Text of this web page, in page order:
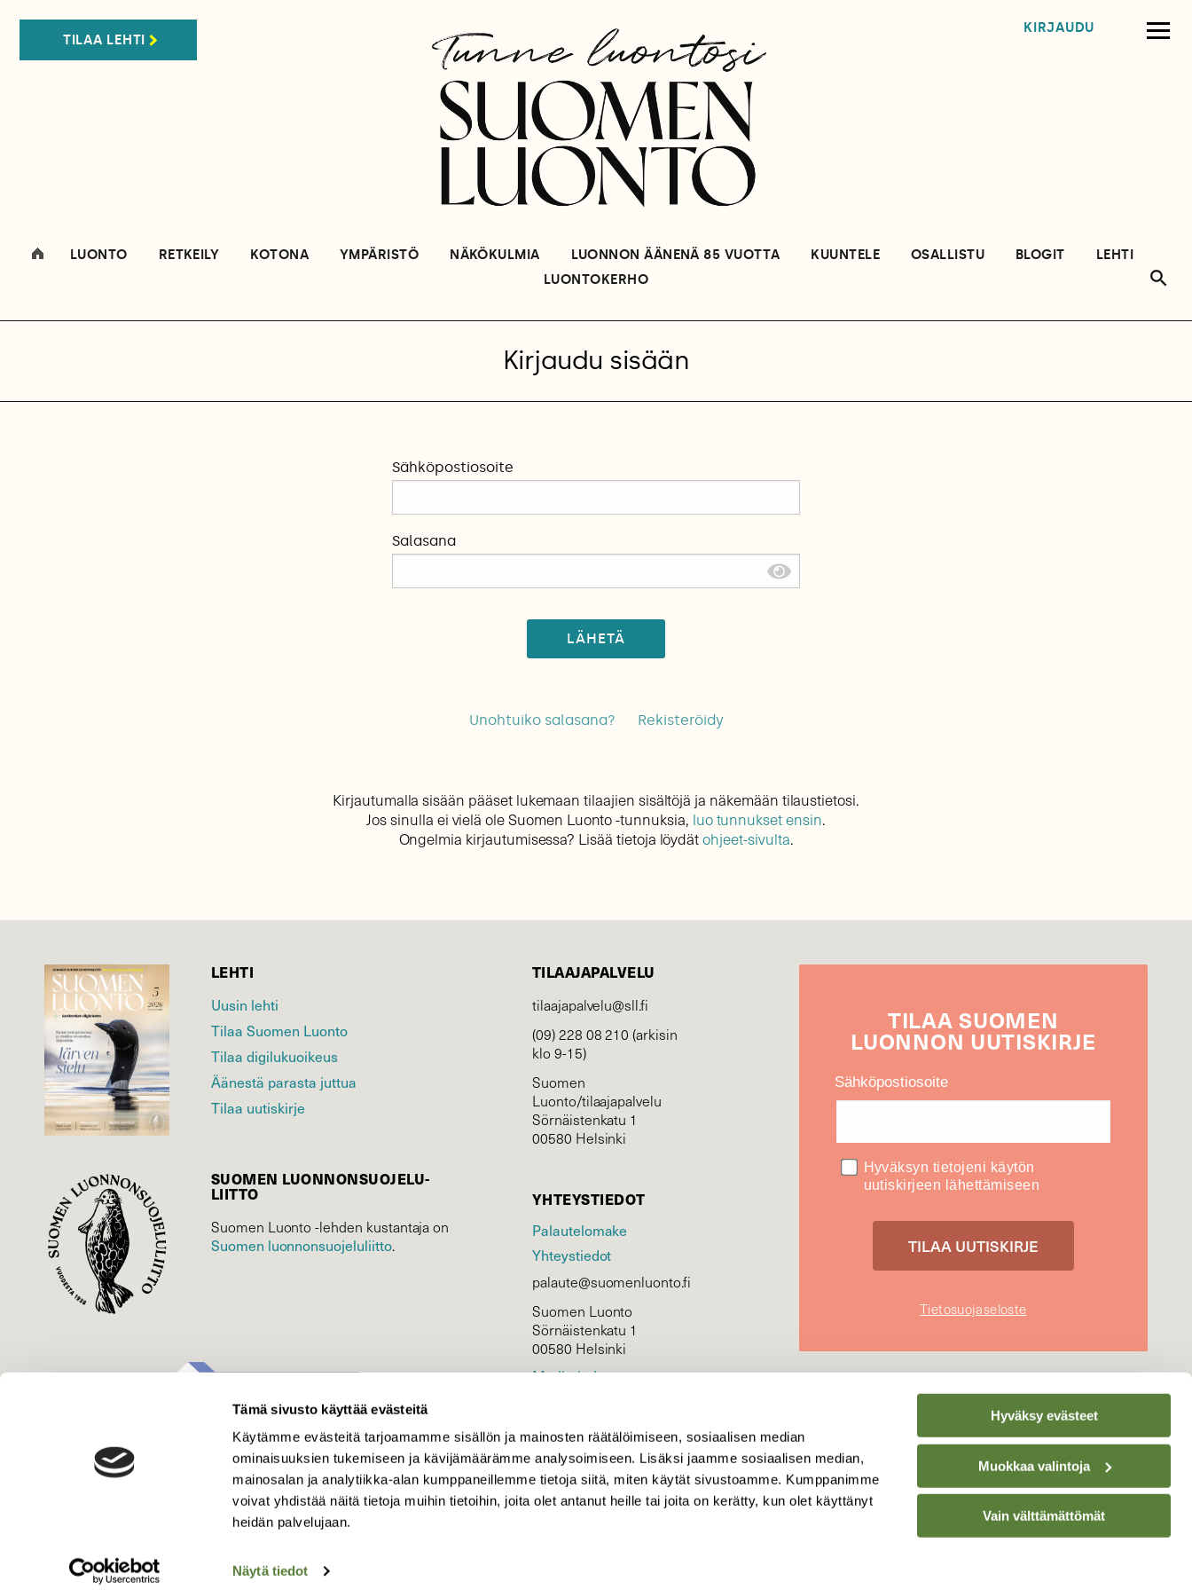
Tämä sivusto käyttää evästeitä
Käytämme evästeitä tarjoamamme sisällön ja mainosten räätälöimiseen, sosiaalisen median
ominaisuuksien tukemiseen ja kävijämäärämme analysoimiseen. Lisäksi jaamme sosiaalisen median,
mainosalan ja analytiikka-alan kumppaneillemme tietoja siitä, miten käytät sivustoamme. Kumppanimme
voivat yhdistää näitä tietoja muihin tietoihin, joita olet antanut heille tai joita on kerätty, kun olet käyttänyt
heidän palvelujaan.
Näytä tiedot
Hyväksy evästeet
Muokkaa valintoja
Vain välttämättömät
TILAA LEHTI
KIRJAUDU
LUONTO RETKEILY KOTONA YMPÄRISTÖ NÄKÖKULMIA LUONNON ÄÄNENÄ 85 VUOTTA KUUNTELE OSALLISTU BLOGIT
LEHTI
LUONTOKERHO
Kirjaudu sisään
Sähköpostiosoite
Salasana
LÄHETÄ
Unohtuiko salasana? Rekisteröidy
Kirjautumalla sisään pääset lukemaan tilaajien sisältöjä ja näkemään tilaustietosi.
Jos sinulla ei vielä ole Suomen Luonto -tunnuksia, luo tunnukset ensin.
Ongelmia kirjautumisessa? Lisää tietoja löydätohjeet-sivulta.
LEHTI
Uusin lehti
Tilaa Suomen Luonto
Tilaa digilukuoikeus
Äänestä parasta juttua
Tilaa uutiskirje
SUOMEN LUONNON­SUOJELU­
LIITTO
Suomen Luonto -lehden kustantaja on
Suomen luonnonsuojelu­liitto.
TILAAJAPALVELU
tilaajapalvelu@sll.fi
(09) 228 08 210 (arkisin
klo 9-15)
Suomen
Luonto/tilaajapalvelu
Sörnäistenkatu 1
00580 Helsinki
YHTEYSTIEDOT
Palautelomake
Yhteystiedot
palaute@suomenluonto.fi
Suomen Luonto
Sörnäistenkatu 1
00580 Helsinki
Mediatiedot
KIRJAUDU
TILAASUOMEN
LUONNON UUTIS­KIRJE
Sähköpostiosoite
Hyväksyn tietojeni käytön
uutiskirjeen lähettämiseen
Tietosuojaseloste